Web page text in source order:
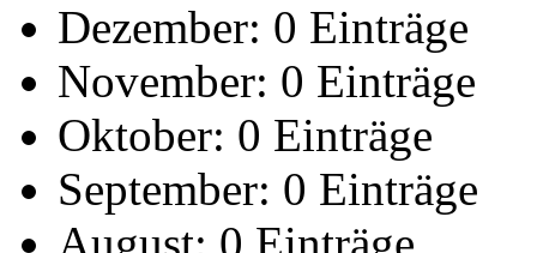
Dezember: 0 Einträge
November: 0 Einträge
Oktober: 0 Einträge
September: 0 Einträge